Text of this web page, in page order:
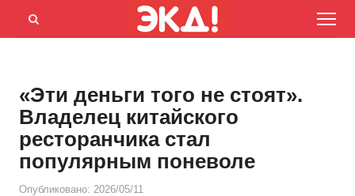
Menu
Открыть
«Эти деньги того не стоят».
Владелец китайского
ресторанчика стал
популярным поневоле
Опубликовано: 2026/05/11